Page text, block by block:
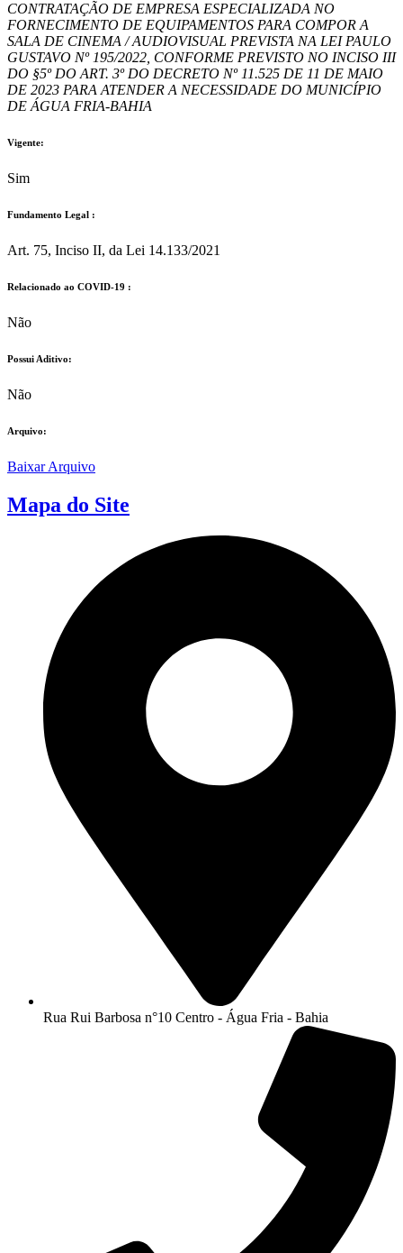
CONTRATAÇÃO DE EMPRESA ESPECIALIZADA NO
FORNECIMENTO DE EQUIPAMENTOS PARA COMPOR A
SALA DE CINEMA / AUDIOVISUAL PREVISTA NA LEI PAULO
GUSTAVO Nº 195/2022, CONFORME PREVISTO NO INCISO III
DO §5º DO ART. 3º DO DECRETO Nº 11.525 DE 11 DE MAIO
DE 2023 PARA ATENDER A NECESSIDADE DO MUNICÍPIO
DE ÁGUA FRIA-BAHIA
Vigente:
Sim
Fundamento Legal :​
Art. 75, Inciso II, da Lei 14.133/2021
Relacionado ao COVID-19 :​
Não
Possui Aditivo:​
Não
Arquivo:
Baixar Arquivo
Mapa do Site
Rua Rui Barbosa n°10 Centro - Água Fria - Bahia